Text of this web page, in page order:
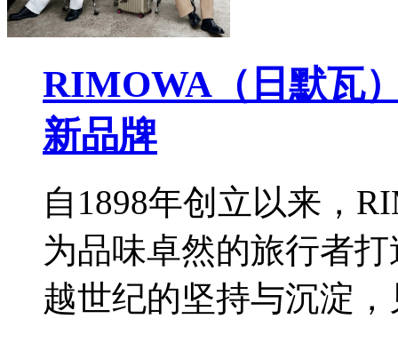
RIMOWA（日默瓦
新品牌
自1898年创立以来，
为品味卓然的旅行者
越世纪的坚持与沉淀